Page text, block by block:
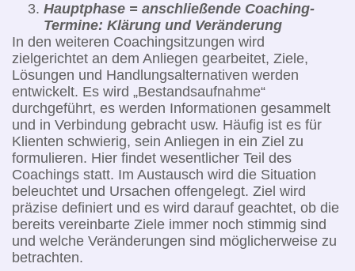
Hauptphase = anschließende Coaching-
Termine: Klärung und Veränderung
In den weiteren Coachingsitzungen wird
zielgerichtet an dem Anliegen gearbeitet, Ziele,
Lösungen und Handlungsalternativen werden
entwickelt. Es wird „Bestandsaufnahme“
durchgeführt, es werden Informationen gesammelt
und in Verbindung gebracht usw. Häufig ist es für
Klienten schwierig, sein Anliegen in ein Ziel zu
formulieren. Hier findet wesentlicher Teil des
Coachings statt. Im Austausch wird die Situation
beleuchtet und Ursachen offengelegt. Ziel wird
präzise definiert und es wird darauf geachtet, ob die
bereits vereinbarte Ziele immer noch stimmig sind
und welche Veränderungen sind möglicherweise zu
betrachten.